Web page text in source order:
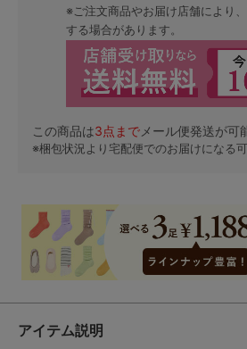
※ご注文商品やお届け店舗により
する場合があります。
この商品は3点まで メール便発送が可
※梱包状況より宅配便でのお届けになる
アイテム説明